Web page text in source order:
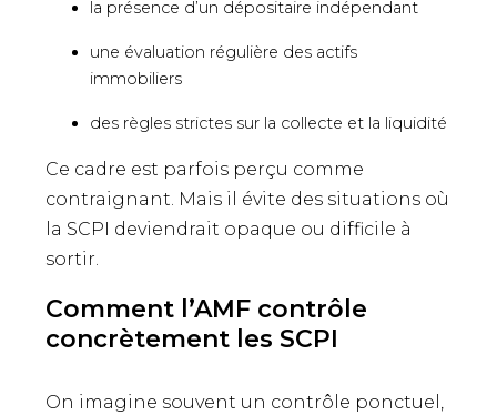
la présence d’un dépositaire indépendant
une évaluation régulière des actifs
immobiliers
des règles strictes sur la collecte et la liquidité
Ce cadre est parfois perçu comme
contraignant. Mais il évite des situations où
la SCPI deviendrait opaque ou difficile à
sortir.
Comment l’AMF contrôle
concrètement les SCPI
On imagine souvent un contrôle ponctuel,